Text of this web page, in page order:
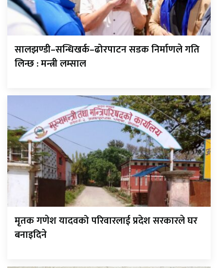
सालझण्डी–सन्धिखर्क–ढोरपाटन सडक निर्माणले गति
लिन्छ : मन्त्री लम्साल
मृतक गणेश यादवको परिवारलाई प्रदेश सरकारले घर
बनाइदिने